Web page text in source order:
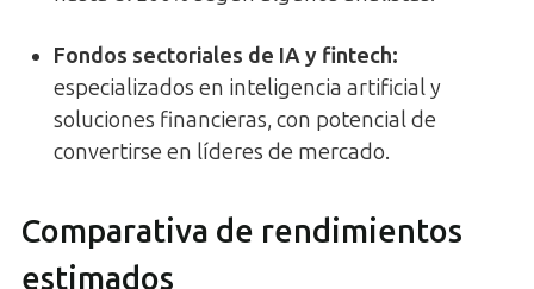
Fondos sectoriales de IA y fintech:
especializados en inteligencia artificial y
soluciones financieras, con potencial de
convertirse en líderes de mercado.
Comparativa de rendimientos
estimados